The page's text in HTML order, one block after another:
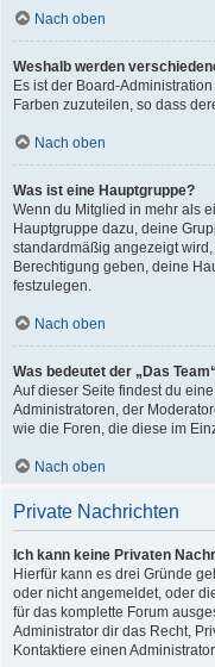
Nach oben
Weshalb werden
Es ist der Board-
Farben zuzuteilen, so dass
Nach oben
Was ist eine Hauptgruppe?
Wenn du Mitglied in mehr als
Hauptgruppe dazu, deine
standardmäßig angezeigt
Berechtigung geben, deine
festzulegen.
Nach oben
Was bedeutet der „Das
Auf dieser Seite findest du
Administratoren, der
wie die Foren, die diese im
Nach oben
Private Nachrichten
Ich kann keine Privaten
Hierfür kann es drei Gründe
oder nicht angemeldet, oder
für das komplette Forum
Administrator dir das Recht,
Kontaktiere einen